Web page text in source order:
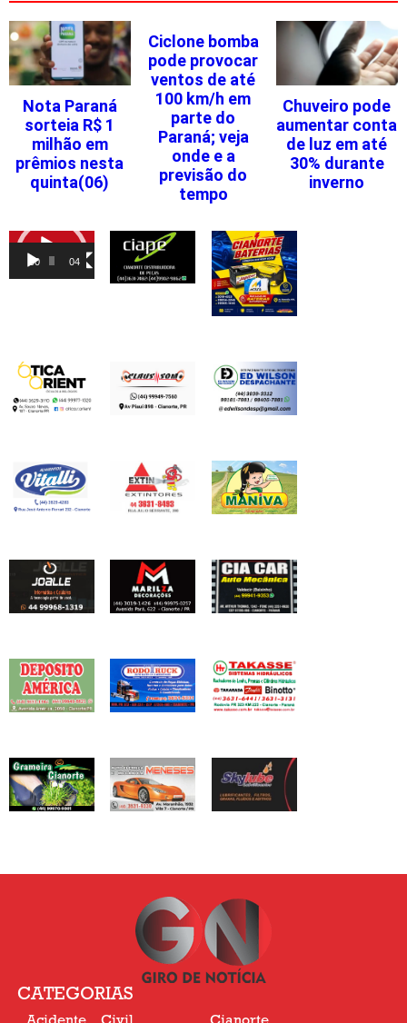
Nota Paraná
sorteia R$ 1
milhão em
prêmios nesta
quinta(06)
Ciclone bomba
pode provocar
ventos de até
100 km/h em
parte do
Paraná; veja
onde e a
previsão do
tempo
Chuveiro pode
aumentar conta
de luz em até
30% durante
inverno
Tocador
vídeo
00:00 04:46
CATEGORIAS